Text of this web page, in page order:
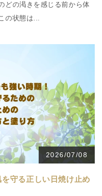
どの渇きを感じる前から体
の状態は...
2026/07/08
守る正しい日焼け止め